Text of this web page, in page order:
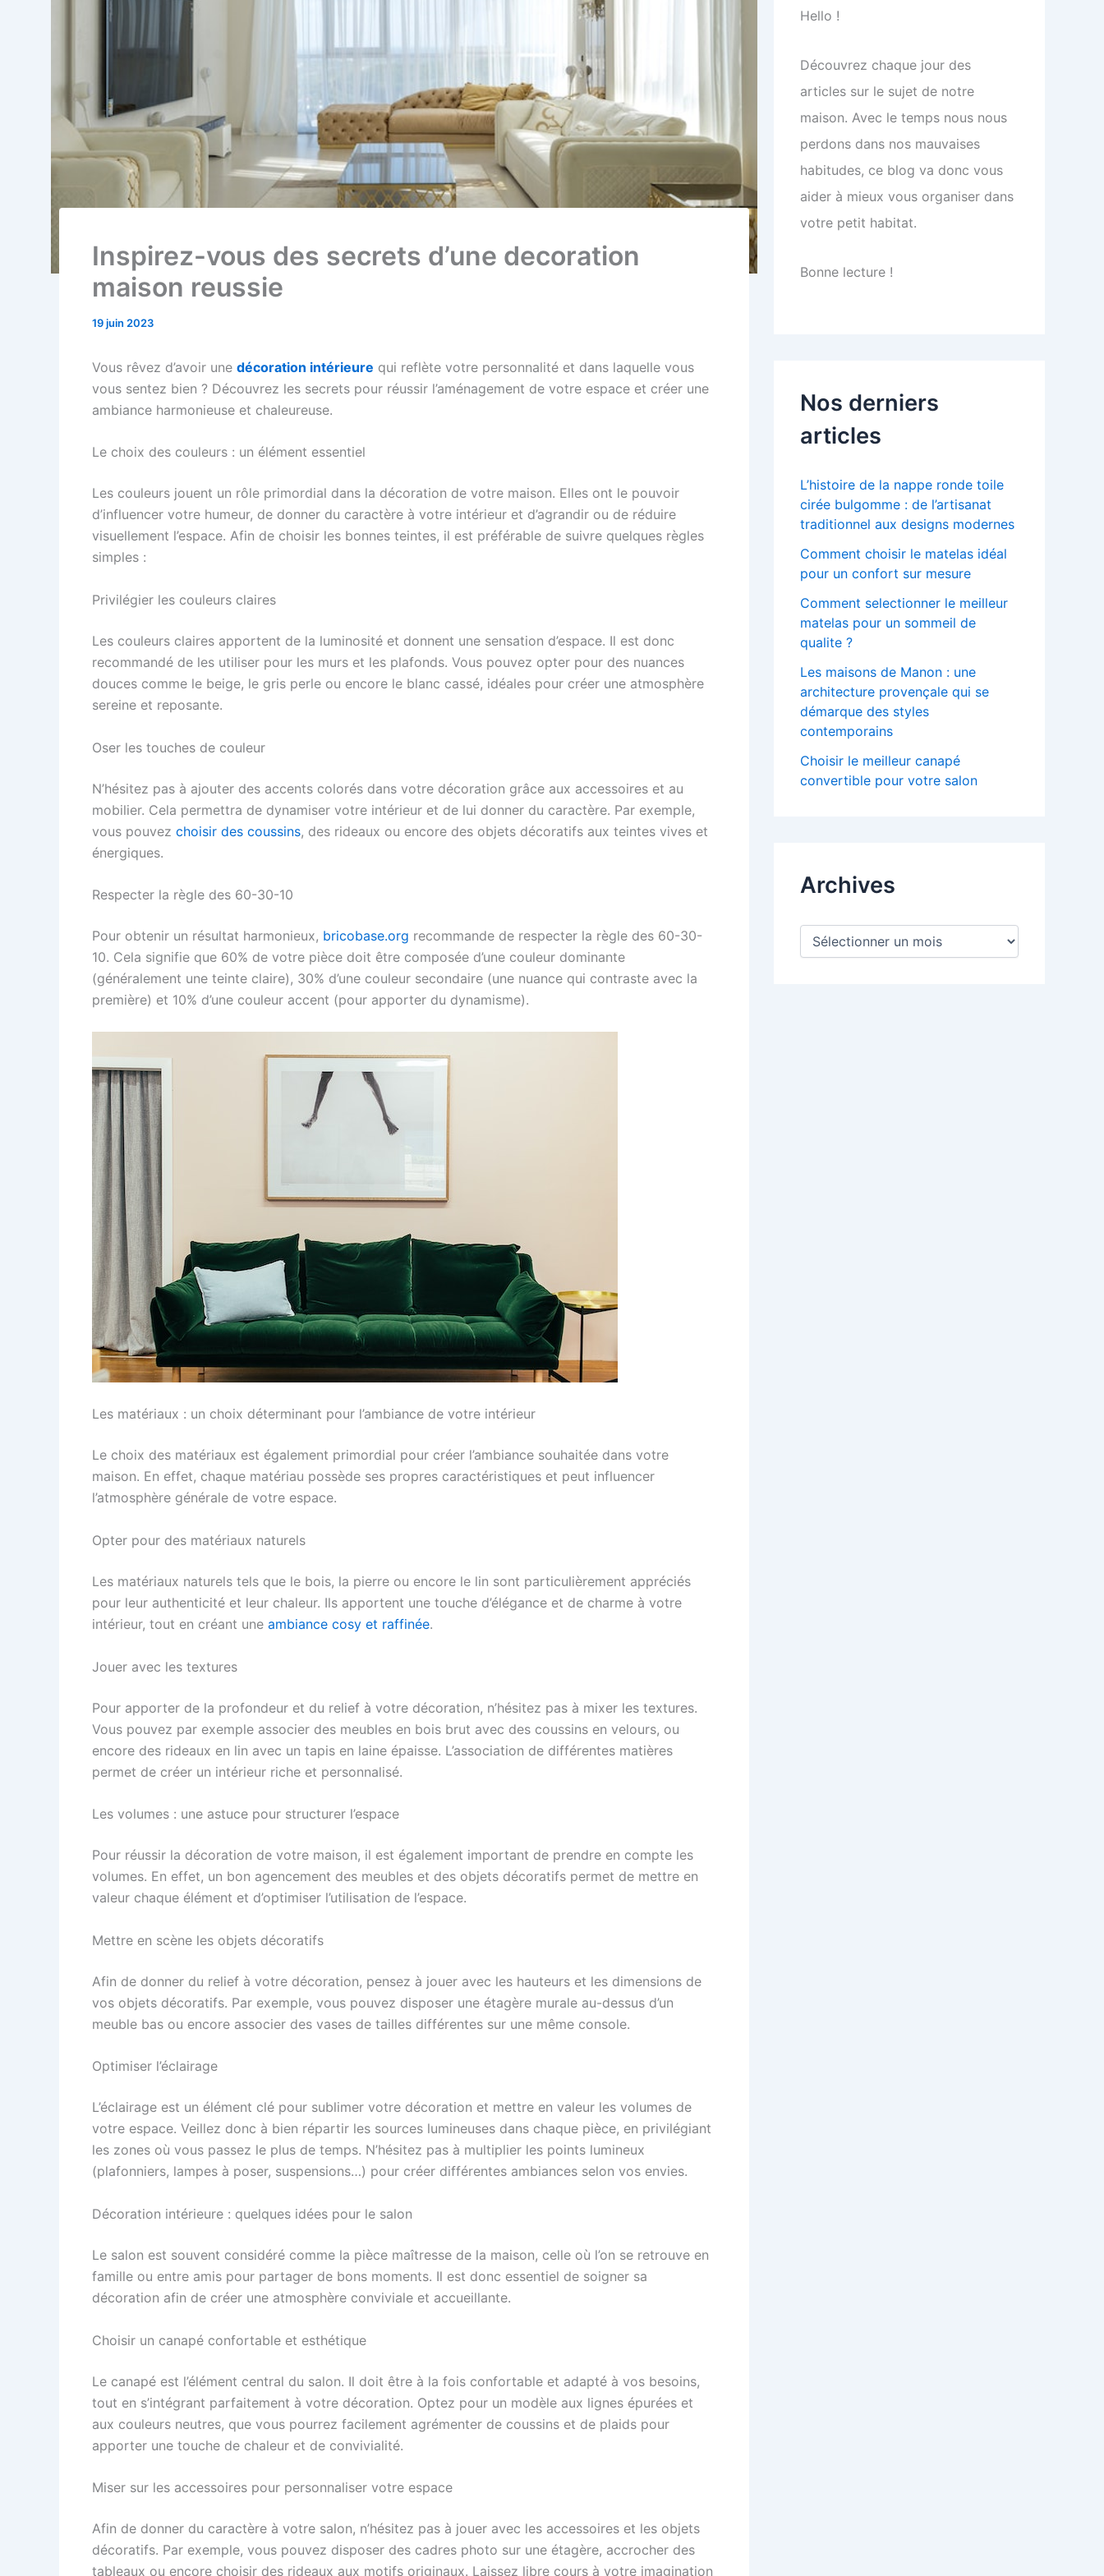
Inspirez-vous des secrets d’une decoration
maison reussie
19 juin 2023
Vous rêvez d’avoir une décoration intérieure qui reflète votre personnalité et dans laquelle vous
vous sentez bien ? Découvrez les secrets pour réussir l’aménagement de votre espace et créer une
ambiance harmonieuse et chaleureuse.
Le choix des couleurs : un élément essentiel
Les couleurs jouent un rôle primordial dans la décoration de votre maison. Elles ont le pouvoir
d’influencer votre humeur, de donner du caractère à votre intérieur et d’agrandir ou de réduire
visuellement l’espace. Afin de choisir les bonnes teintes, il est préférable de suivre quelques règles
simples :
Privilégier les couleurs claires
Les couleurs claires apportent de la luminosité et donnent une sensation d’espace. Il est donc
recommandé de les utiliser pour les murs et les plafonds. Vous pouvez opter pour des nuances
douces comme le beige, le gris perle ou encore le blanc cassé, idéales pour créer une atmosphère
sereine et reposante.
Oser les touches de couleur
N’hésitez pas à ajouter des accents colorés dans votre décoration grâce aux accessoires et au
mobilier. Cela permettra de dynamiser votre intérieur et de lui donner du caractère. Par exemple,
vous pouvez choisir des coussins, des rideaux ou encore des objets décoratifs aux teintes vives et
énergiques.
Respecter la règle des 60-30-10
Pour obtenir un résultat harmonieux, bricobase.org recommande de respecter la règle des 60-30-
10. Cela signifie que 60% de votre pièce doit être composée d’une couleur dominante
(généralement une teinte claire), 30% d’une couleur secondaire (une nuance qui contraste avec la
première) et 10% d’une couleur accent (pour apporter du dynamisme).
Les matériaux : un choix déterminant pour l’ambiance de votre intérieur
Le choix des matériaux est également primordial pour créer l’ambiance souhaitée dans votre
maison. En effet, chaque matériau possède ses propres caractéristiques et peut influencer
l’atmosphère générale de votre espace.
Opter pour des matériaux naturels
Les matériaux naturels tels que le bois, la pierre ou encore le lin sont particulièrement appréciés
pour leur authenticité et leur chaleur. Ils apportent une touche d’élégance et de charme à votre
intérieur, tout en créant une ambiance cosy et raffinée.
Jouer avec les textures
Pour apporter de la profondeur et du relief à votre décoration, n’hésitez pas à mixer les textures.
Vous pouvez par exemple associer des meubles en bois brut avec des coussins en velours, ou
encore des rideaux en lin avec un tapis en laine épaisse. L’association de différentes matières
permet de créer un intérieur riche et personnalisé.
Les volumes : une astuce pour structurer l’espace
Pour réussir la décoration de votre maison, il est également important de prendre en compte les
volumes. En effet, un bon agencement des meubles et des objets décoratifs permet de mettre en
valeur chaque élément et d’optimiser l’utilisation de l’espace.
Mettre en scène les objets décoratifs
Afin de donner du relief à votre décoration, pensez à jouer avec les hauteurs et les dimensions de
vos objets décoratifs. Par exemple, vous pouvez disposer une étagère murale au-dessus d’un
meuble bas ou encore associer des vases de tailles différentes sur une même console.
Optimiser l’éclairage
L’éclairage est un élément clé pour sublimer votre décoration et mettre en valeur les volumes de
votre espace. Veillez donc à bien répartir les sources lumineuses dans chaque pièce, en privilégiant
les zones où vous passez le plus de temps. N’hésitez pas à multiplier les points lumineux
(plafonniers, lampes à poser, suspensions…) pour créer différentes ambiances selon vos envies.
Décoration intérieure : quelques idées pour le salon
Le salon est souvent considéré comme la pièce maîtresse de la maison, celle où l’on se retrouve en
famille ou entre amis pour partager de bons moments. Il est donc essentiel de soigner sa
décoration afin de créer une atmosphère conviviale et accueillante.
Choisir un canapé confortable et esthétique
Le canapé est l’élément central du salon. Il doit être à la fois confortable et adapté à vos besoins,
tout en s’intégrant parfaitement à votre décoration. Optez pour un modèle aux lignes épurées et
aux couleurs neutres, que vous pourrez facilement agrémenter de coussins et de plaids pour
apporter une touche de chaleur et de convivialité.
Miser sur les accessoires pour personnaliser votre espace
Afin de donner du caractère à votre salon, n’hésitez pas à jouer avec les accessoires et les objets
décoratifs. Par exemple, vous pouvez disposer des cadres photo sur une étagère, accrocher des
tableaux ou encore choisir des rideaux aux motifs originaux. Laissez libre cours à votre imagination
Hello !
Découvrez chaque jour des
articles sur le sujet de notre
maison. Avec le temps nous nous
perdons dans nos mauvaises
habitudes, ce blog va donc vous
aider à mieux vous organiser dans
votre petit habitat.
Bonne lecture !
Nos derniers
articles
L’histoire de la nappe ronde toile
cirée bulgomme : de l’artisanat
traditionnel aux designs modernes
Comment choisir le matelas idéal
pour un confort sur mesure
Comment selectionner le meilleur
matelas pour un sommeil de
qualite ?
Les maisons de Manon : une
architecture provençale qui se
démarque des styles
contemporains
Choisir le meilleur canapé
convertible pour votre salon
Archives
A